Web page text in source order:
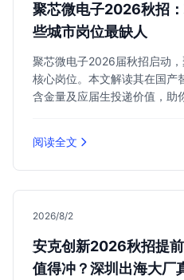
聚芯微电子2026秋招
些城市岗位最缺人
聚芯微电子2026届秋招启动
核心岗位。本文解读其在国产
含金量及应届生投递价值，助
阅读全文
2026/8/2
安克创新2026秋招提
值得冲？深圳出海大厂